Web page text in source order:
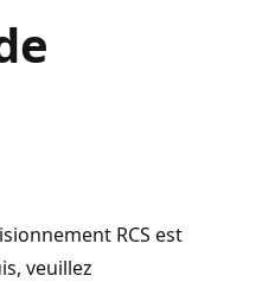
RCS est
veuillez